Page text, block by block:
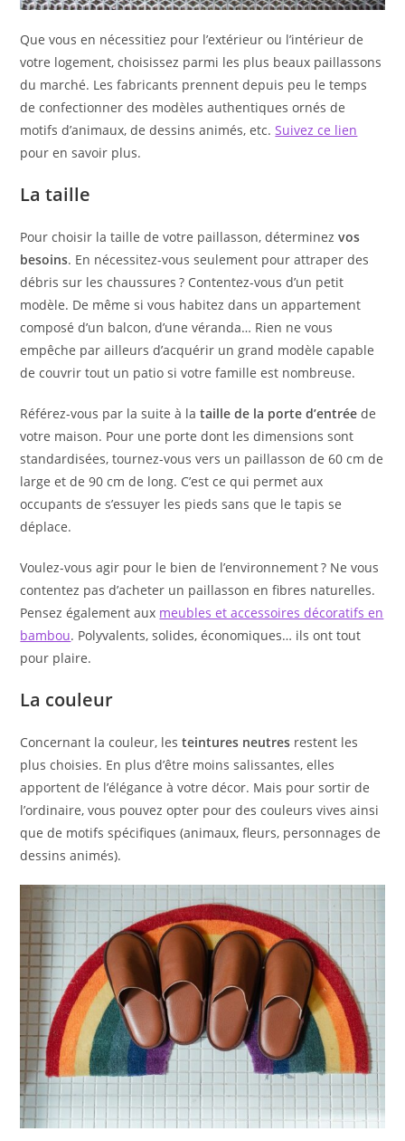
Que vous en nécessitiez pour l’extérieur ou l’intérieur de
votre logement, choisissez parmi les plus beaux paillassons
du marché. Les fabricants prennent depuis peu le temps
de confectionner des modèles authentiques ornés de
motifs d’animaux, de dessins animés, etc.Suivez ce lien
pour en savoir plus.
La taille
Pour choisir la taille de votre paillasson, déterminezvos
besoins. En nécessitez-vous seulement pour attraper des
débris sur les chaussures ? Contentez-vous d’un petit
modèle. De même si vous habitez dans un appartement
composé d’un balcon, d’une véranda… Rien ne vous
empêche par ailleurs d’acquérir un grand modèle capable
de couvrir tout un patio si votre famille est nombreuse.
Référez-vous par la suite à lataille de la porte d’entrée de
votre maison. Pour une porte dont les dimensions sont
standardisées, tournez-vous vers un paillasson de 60 cm de
large et de 90 cm de long. C’est ce qui permet aux
occupants de s’essuyer les pieds sans que le tapis se
déplace.
Voulez-vous agir pour le bien de l’environnement ? Ne vous
contentez pas d’acheter un paillasson en fibres naturelles.
Pensez également aux meubles et accessoires décoratifs en
bambou. Polyvalents, solides, économiques… ils ont tout
pour plaire.
La couleur
Concernant la couleur, lesteintures neutres restent les
plus choisies. En plus d’être moins salissantes, elles
apportent de l’élégance à votre décor. Mais pour sortir de
l’ordinaire, vous pouvez opter pour des couleurs vives ainsi
que de motifs spécifiques (animaux, fleurs, personnages de
dessins animés).